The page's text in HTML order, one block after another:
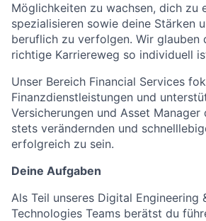
Möglichkeiten zu wachsen, dich zu
spezialisieren sowie deine Stärken
beruflich zu verfolgen. Wir glauben
richtige Karriereweg so individuell
Unser Bereich Financial Services
Finanzdienstleistungen und
Versicherungen und Asset Manager
stets verändernden und
erfolgreich zu sein.
Deine Aufgaben
Als Teil unseres Digital Engineering
Technologies Teams berätst du